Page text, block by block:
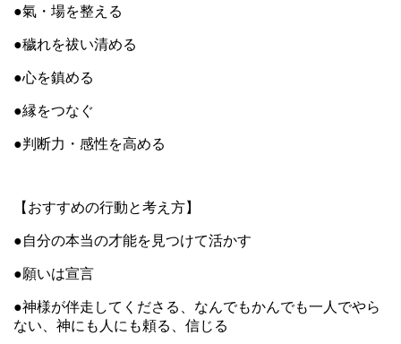
●氣・場を整える
●穢れを祓い清める
●心を鎮める
●縁をつなぐ
●判断力・感性を高める
【おすすめの行動と考え方】
●自分の本当の才能を見つけて活かす
●願いは宣言
●神様が伴走してくださる、なんでもかんでも一人でやら
ない、神にも人にも頼る、信じる